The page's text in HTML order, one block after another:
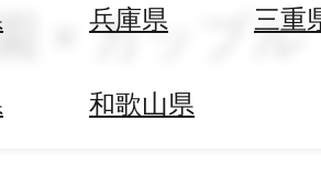
兵庫県 三重
和歌山県
× カップ